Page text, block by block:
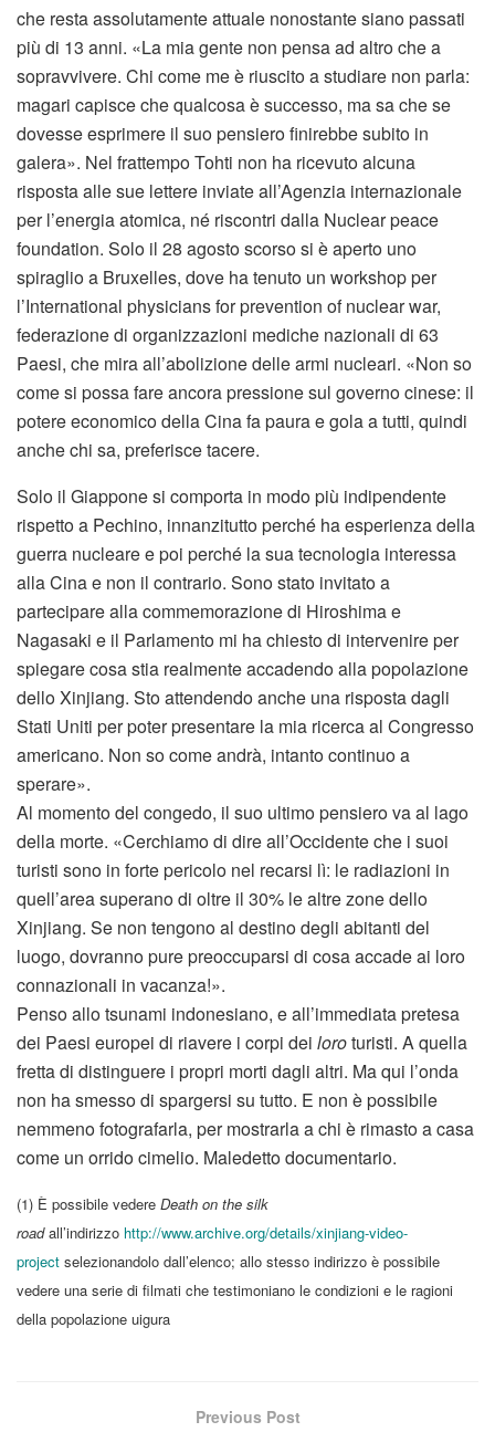
che resta assolutamente attuale nonostante siano passati
più di 13 anni. «La mia gente non pensa ad altro che a
sopravvivere. Chi come me è riuscito a studiare non parla:
magari capisce che qualcosa è successo, ma sa che se
dovesse esprimere il suo pensiero finirebbe subito in
galera». Nel frattempo Tohti non ha ricevuto alcuna
risposta alle sue lettere inviate all’Agenzia internazionale
per l’energia atomica, né riscontri dalla Nuclear peace
foundation. Solo il 28 agosto scorso si è aperto uno
spiraglio a Bruxelles, dove ha tenuto un workshop per
l’International physicians for prevention of nuclear war,
federazione di organizzazioni mediche nazionali di 63
Paesi, che mira all’abolizione delle armi nucleari. «Non so
come si possa fare ancora pressione sul governo cinese: il
potere economico della Cina fa paura e gola a tutti, quindi
anche chi sa, preferisce tacere.
Solo il Giappone si comporta in modo più indipendente
rispetto a Pechino, innanzitutto perché ha esperienza della
guerra nucleare e poi perché la sua tecnologia interessa
alla Cina e non il contrario. Sono stato invitato a
partecipare alla commemorazione di Hiroshima e
Nagasaki e il Parlamento mi ha chiesto di intervenire per
spiegare cosa stia realmente accadendo alla popolazione
dello Xinjiang. Sto attendendo anche una risposta dagli
Stati Uniti per poter presentare la mia ricerca al Congresso
americano. Non so come andrà, intanto continuo a
sperare».
Al momento del congedo, il suo ultimo pensiero va al lago
della morte. «Cerchiamo di dire all’Occidente che i suoi
turisti sono in forte pericolo nel recarsi lì: le radiazioni in
quell’area superano di oltre il 30% le altre zone dello
Xinjiang. Se non tengono al destino degli abitanti del
luogo, dovranno pure preoccuparsi di cosa accade ai loro
connazionali in vacanza!».
Penso allo tsunami indonesiano, e all’immediata pretesa
dei Paesi europei di riavere i corpi dei loroturisti. A quella
fretta di distinguere i propri morti dagli altri. Ma qui l’onda
non ha smesso di spargersi su tutto. E non è possibile
nemmeno fotografarla, per mostrarla a chi è rimasto a casa
come un orrido cimelio. Maledetto documentario.
(1) È possibile vedere Death on the silk
roadall’indirizzo http://www.archive.org/details/xinjiang-video-
project selezionandolo dall’elenco; allo stesso indirizzo è possibile
vedere una serie di filmati che testimoniano le condizioni e le ragioni
della popolazione uigura
Previous Post